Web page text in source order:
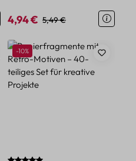
Verkaufspreis:
4,94 € Regulärer Preis:
5,49 €
Rabatt
-10%